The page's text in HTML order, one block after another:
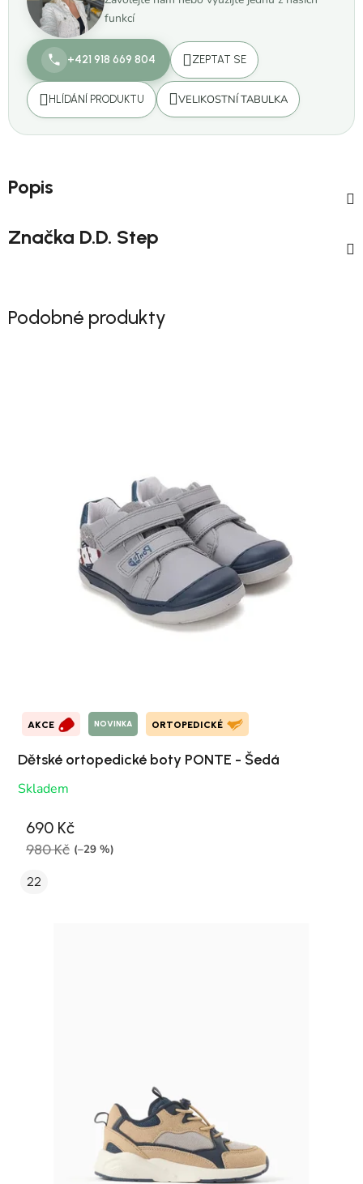
funkcí
+421 918 669 804 ZEPTAT SE
HLÍDÁNÍ PRODUKTU VELIKOSTNÍ TABULKA
Popis
Značka D.D. Step
Podobné produkty
AKCE NOVINKA ORTOPEDICKÉ
Dětské ortopedické boty PONTE - Šedá
Skladem
690 Kč
980 Kč (–29 %)
22